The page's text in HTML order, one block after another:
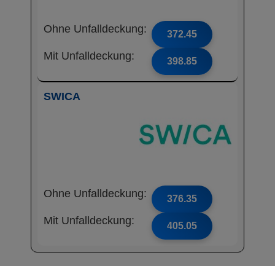
Ohne Unfalldeckung: 372.45
Mit Unfalldeckung: 398.85
SWICA
Ohne Unfalldeckung: 376.35
Mit Unfalldeckung: 405.05